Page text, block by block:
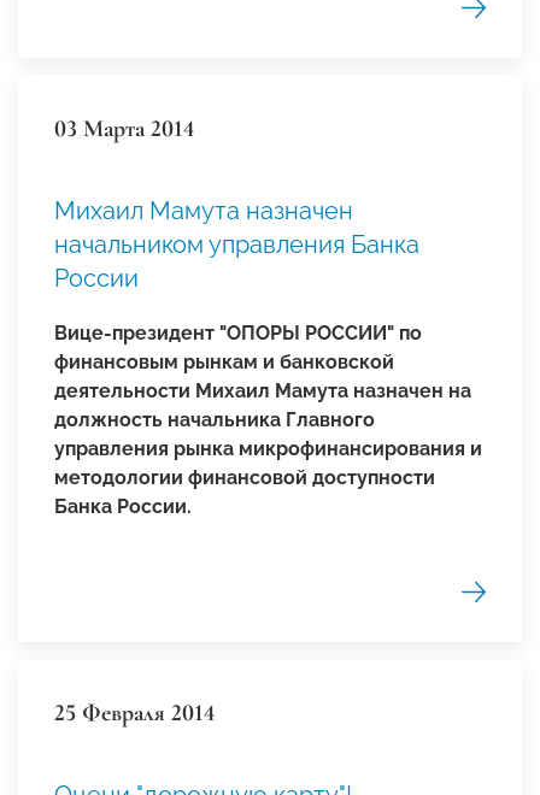
03 Марта 2014
Михаил Мамута назначен
начальником управления Банка
России
Вице-президент "ОПОРЫ РОССИИ" по
финансовым рынкам и банковской
деятельности Михаил Мамута назначен на
должность начальника Главного
управления рынка микрофинансирования и
методологии финансовой доступности
Банка России.
25 Февраля 2014